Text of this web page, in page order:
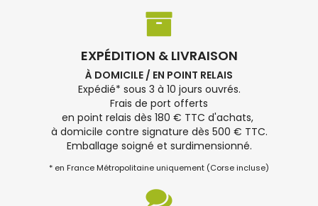
EXPÉDITION & LIVRAISON
À DOMICILE / EN POINT RELAIS
Expédié* sous 3 à 10 jours ouvrés.
Frais de port offerts
en point relais dès 180 € TTC d'achats,
à domicile contre signature dès 500 € TTC.
Emballage soigné et surdimensionné.
* en France Métropolitaine uniquement (Corse incluse)